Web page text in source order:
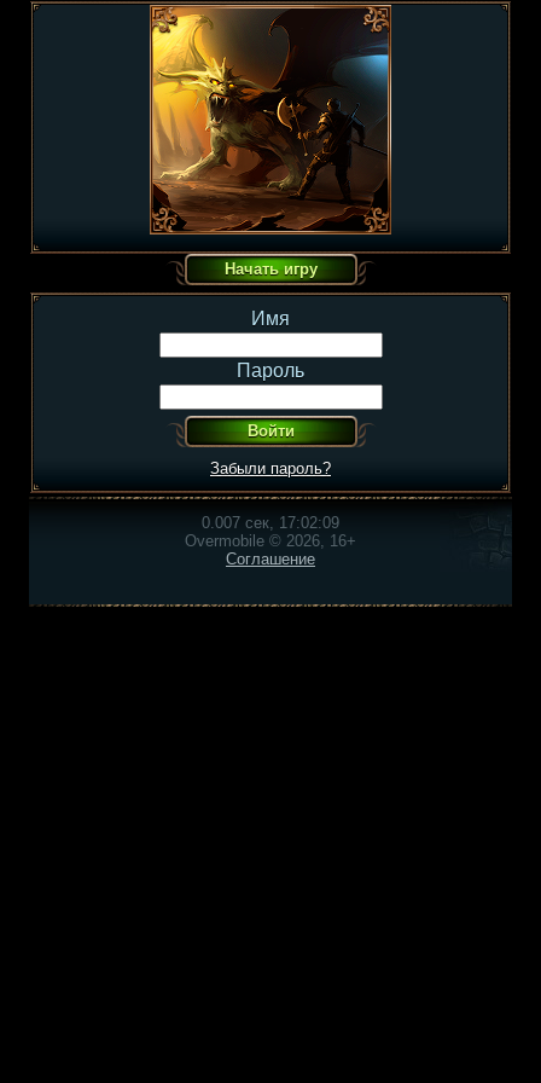
Имя
Пароль
Забыли пароль?
0.007 сек, 17:02:09
Overmobile © 2026, 16+
Соглашение